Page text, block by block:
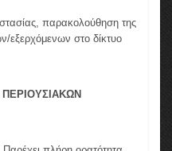
παρακολούθηση της
εξερχόμενων στο δίκτυο